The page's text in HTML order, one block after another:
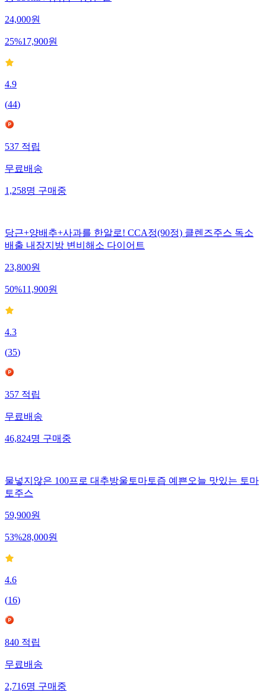
24,000원
25%17,900원
4.9
(44)
537적립
무료배송
1,258명구매중
당근+양배추+사과를 한알로! CCA정(90정) 클렌즈주스 독소
배출 내장지방 변비해소 다이어트
23,800원
50%11,900원
4.3
(35)
357적립
무료배송
46,824명구매중
물넣지않은 100프로 대추방울토마토즙 예쁜오늘 맛있는 토마
토주스
59,900원
53%28,000원
4.6
(16)
840적립
무료배송
2,716명구매중